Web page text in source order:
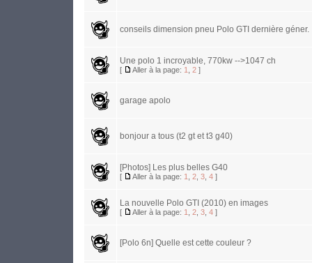
conseils dimension pneu Polo GTI dernière géner.
Une polo 1 incroyable, 770kw -->1047 ch
[ Aller à la page: 1 2 ]
garage apolo
bonjour a tous (t2 gt et t3 g40)
[Photos] Les plus belles G40
[ Aller à la page: 1 2 3 4 ]
La nouvelle Polo GTI (2010) en images
[ Aller à la page: 1 2 3 4 ]
[Polo 6n] Quelle est cette couleur ?